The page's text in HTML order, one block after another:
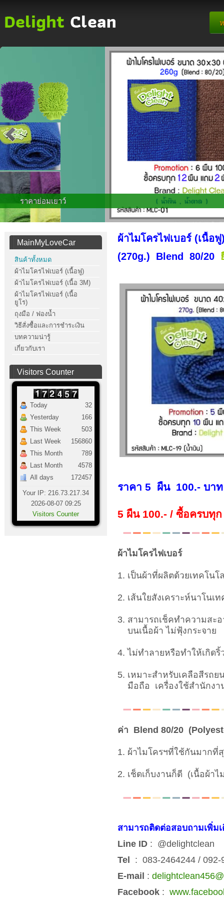
ราคาย่อมเยาว์
MainMyLoveCar
สินค้าทั้งหมด
ผ้าไมโครไฟเบอร์ (เนื้อฟู)
ผ้าไมโครไฟเบอร์ (เนื้อ 3M)
ผ้าไมโครไฟเบอร์ (เนื้อ
ยูโร)
ถุงมือ / ฟองน้ำ
วิธีสั่งซื้อและการชำระเงิน
บทความน่ารู้
เกี่ยวกับเรา
Visitors Counter
Today
Yesterday
This Week
Last Week
This Month
Last Month
All days
32
166
503
156860
789
4578
172457
Your IP: 216.73.217.34
2026-08-07 09:25
Visitors Counter
ผ้าไมโครไฟเบอร์ (เนื้อ
(270g.) Blend 80/20
ราคา 5 ผืน 100.- บาท
5 ผืน 100.- / ซื้อครบทุ
ผ้าไมโครไฟเบอร์
1. เป็นผ้าที่ผลิตด้วยเทคโน
2. เส้นใยสังเคราะห์นาโน
3. สามารถเช็คทำความสะ
บนเนื้อผ้า ไม่ฟุ้งกระจาย
4. ไม่ทำลายหรือทำให้เกิดริ้
5. เหมาะสำหรับเคลือสีรถ
มือถือ เครื่องใช้สำนักงา
ค่า Blend 80/20
1. ผ้าไมโครฯที่ใช้กันมากที่
2. เช็ดเก็บงานก็ดี (เนื้อผ้า
สามารถติดต่อสอบถามเพิ่ม
Line ID : @delightclean
Tel
: 083-2464244 /
E-mail :
Facebook :